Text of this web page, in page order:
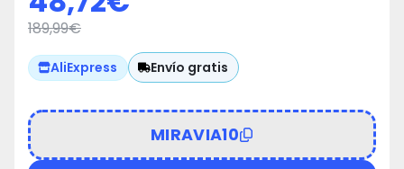
189,99€
AliExpress Envío gratis
MIRAVIA10